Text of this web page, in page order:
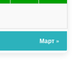
Март »